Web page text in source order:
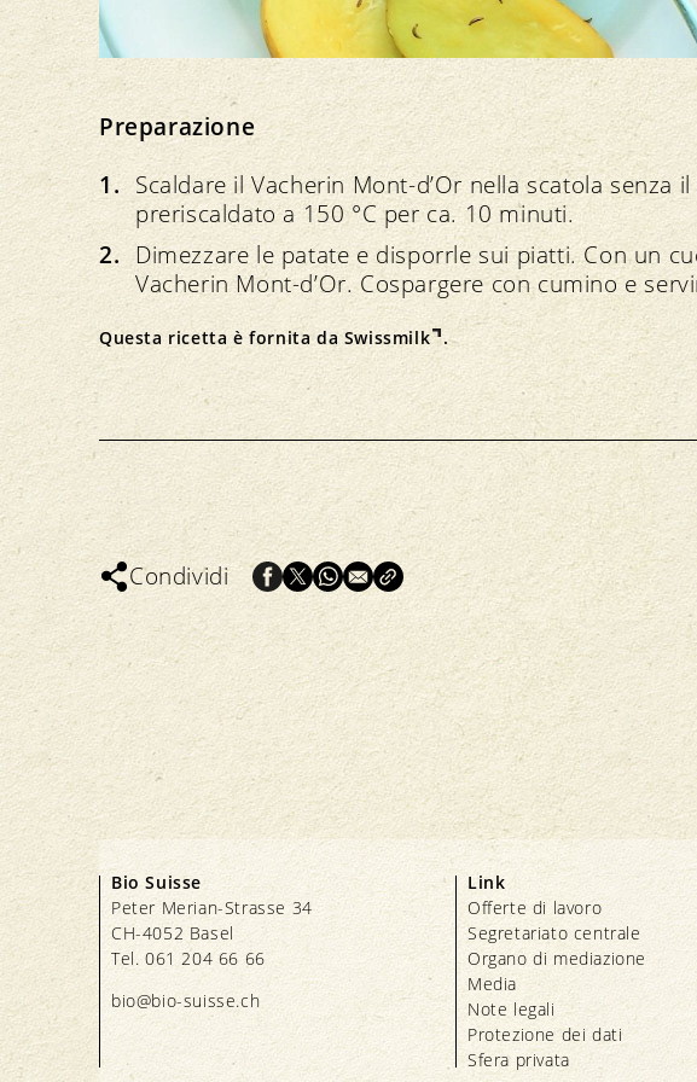
Preparazione
Scaldare il Vacherin Mont-d’Or nella scatola senza
preriscaldato a 150 °C per ca. 10 minuti.
Dimezzare le patate e disporrle sui piatti. Con un
Vacherin Mont-d’Or. Cospargere con cumino e
Questa ricetta è fornita da Swissmilk .
Condividi
Bio Suisse
Peter Merian-Strasse 34
CH-4052 Basel
Tel. 061 204 66 66
bio@bio-suisse.ch
Link
Offerte di lavoro
Segretariato centrale
Organo di mediazione
Media
Note legali
Protezione dei dati
Sfera privata